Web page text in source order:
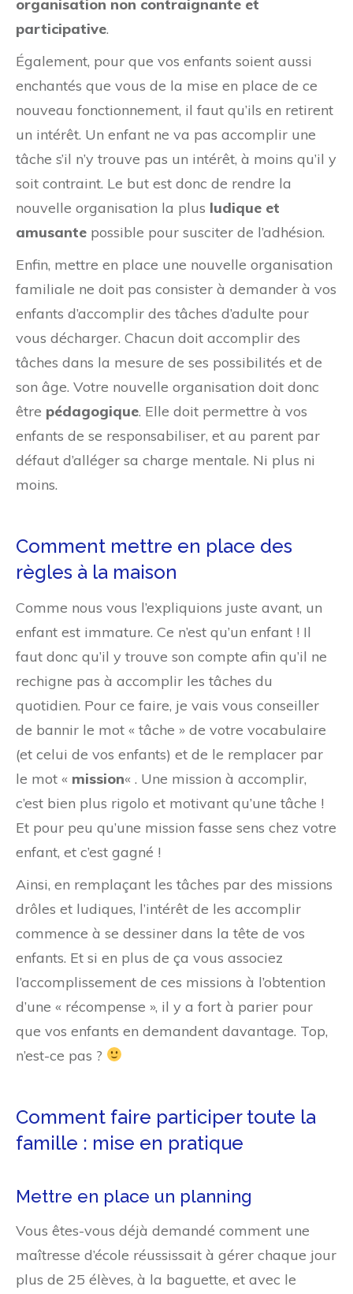
organisation non contraignante et
participative.
Également, pour que vos enfants soient aussi
enchantés que vous de la mise en place de ce
nouveau fonctionnement, il faut qu’ils en retirent
un intérêt. Un enfant ne va pas accomplir une
tâche s’il n’y trouve pas un intérêt, à moins qu’il y
soit contraint. Le but est donc de rendre la
nouvelle organisation la plus ludique et
amusante possible pour susciter de l’adhésion.
Enfin, mettre en place une nouvelle organisation
familiale ne doit pas consister à demander à vos
enfants d’accomplir des tâches d’adulte pour
vous décharger. Chacun doit accomplir des
tâches dans la mesure de ses possibilités et de
son âge. Votre nouvelle organisation doit donc
être pédagogique. Elle doit permettre à vos
enfants de se responsabiliser, et au parent par
défaut d’alléger sa charge mentale. Ni plus ni
moins.
Comment mettre en place des
règles à la maison
Comme nous vous l’expliquions juste avant, un
enfant est immature. Ce n’est qu’un enfant ! Il
faut donc qu’il y trouve son compte afin qu’il ne
rechigne pas à accomplir les tâches du
quotidien. Pour ce faire, je vais vous conseiller
de bannir le mot « tâche » de votre vocabulaire
(et celui de vos enfants) et de le remplacer par
le mot « mission« . Une mission à accomplir,
c’est bien plus rigolo et motivant qu’une tâche !
Et pour peu qu’une mission fasse sens chez votre
enfant, et c’est gagné !
Ainsi, en remplaçant les tâches par des missions
drôles et ludiques, l’intérêt de les accomplir
commence à se dessiner dans la tête de vos
enfants. Et si en plus de ça vous associez
l’accomplissement de ces missions à l’obtention
d’une « récompense », il y a fort à parier pour
que vos enfants en demandent davantage. Top,
n’est-ce pas ?
Comment faire participer toute la
famille : mise en pratique
Mettre en place un planning
Vous êtes-vous déjà demandé comment une
maîtresse d’école réussissait à gérer chaque jour
plus de 25 élèves, à la baguette, et avec le